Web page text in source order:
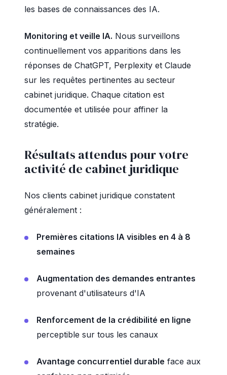
les bases de connaissances des IA.
Monitoring et veille IA. Nous surveillons
continuellement vos apparitions dans les
réponses de ChatGPT, Perplexity et Claude
sur les requêtes pertinentes au secteur
cabinet juridique. Chaque citation est
documentée et utilisée pour affiner la
stratégie.
Résultats attendus pour votre
activité de cabinet juridique
Nos clients cabinet juridique constatent
généralement :
Premières citations IA visibles en 4 à 8
semaines
Augmentation des demandes entrantes
provenant d'utilisateurs d'IA
Renforcement de la crédibilité en ligne
perceptible sur tous les canaux
Avantage concurrentiel durable face aux